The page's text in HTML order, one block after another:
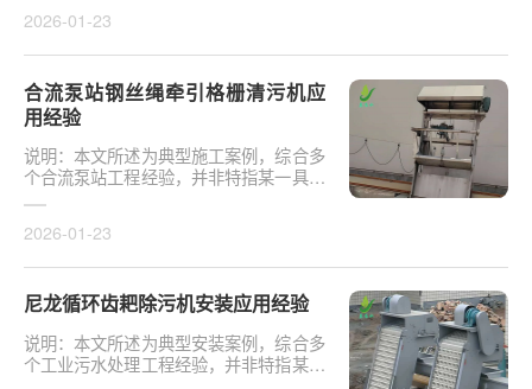
2026-01-23
合流泵站钢丝绳牵引格栅清污机应
用经验
说明：本文所述为典型施工案例，综合多
个合流泵站工程经验，并非特指某一具体
项目或真实验收事件。某合流泵站钢丝绳
2026-01-23
尼龙循环齿耙除污机安装应用经验
说明：本文所述为典型安装案例，综合多
个工业污水处理工程经验，并非特指某一